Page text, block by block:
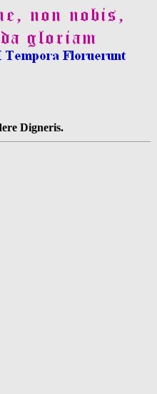
Digneris.